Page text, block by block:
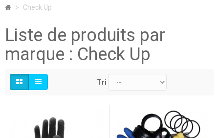
> Check Up
Liste de produits par
marque : Check Up
Tri